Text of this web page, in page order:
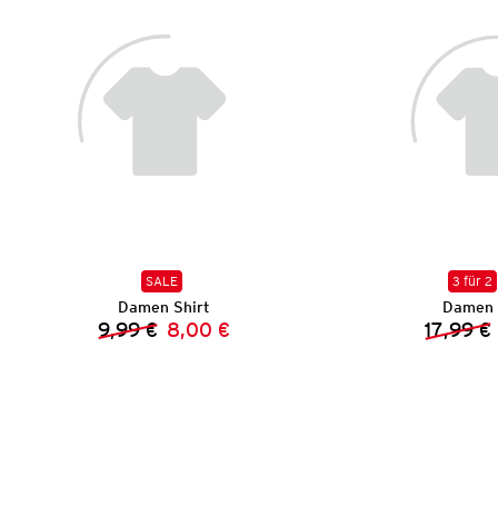
SALE
Damen Shirt
Vorheriger Preis:
9,99 € Neuer Preis:
8,00 €
3 für 2
17,99 €